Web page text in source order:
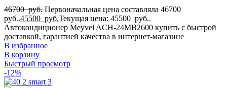
46700руб. Первоначальная цена составляла 46700
руб..45500 руб.Текущая цена: 45500 руб..
Автокондиционер Meyvel ACH-24MB2600 купить с быстрой
доставкой, гарантией качества в интернет-магазине
В избранное
В корзину
Быстрый просмотр
-12%